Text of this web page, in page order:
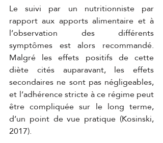
Le suivi par un nutritionniste par
rapport aux apports alimentaire et à
l’observation des différents
symptômes est alors recommandé.
Malgré les effets positifs de cette
diète cités auparavant, les effets
secondaires ne sont pas négligeables,
et l’adhérence stricte à ce régime peut
être compliquée sur le long terme,
d’un point de vue pratique (Kosinski,
2017).